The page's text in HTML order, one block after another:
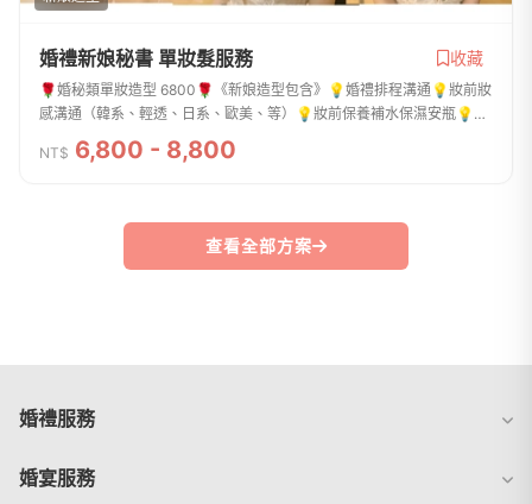
婚禮新娘秘書 單妝髮服務 收藏
🌹婚秘類單妝造型 6800🌹《新娘造型包含》💡婚禮排程溝通💡妝前妝
感溝通（韓系、輕透、日系、歐美、等）💡妝前保養補水保濕安瓶💡高
HD輕透粉底彩妝💡身體美白嫩膚校色💡新娘提供璀璨飾品及頭飾搭配
配戴💡另可選擇乾燥花材造...
NT$ 6,800 - 8,800
查看全部方案
婚禮服務
婚宴服務